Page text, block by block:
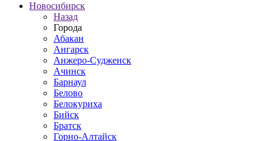
Новосибирск
Назад
Города
Абакан
Ангарск
Анжеро-Судженск
Ачинск
Барнаул
Белово
Белокуриха
Бийск
Братск
Горно-Алтайск